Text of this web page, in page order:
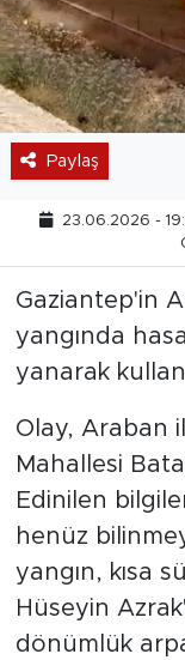
Paylaş
23.06.2026 -
Gaziantep'in
yangında
yanarak
Olay, Araban
Mahallesi
Edinilen
henüz
yangın, kısa
Hüseyin
dönümlük arpa